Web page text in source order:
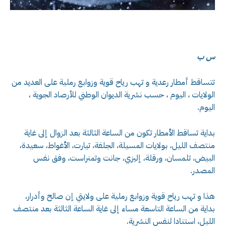
س ب
تتساقط أمطار رعدية و تهب رياح قوية وزوابع رملية على العديد من
الولايات ، اليوم ، حسب نشرية الديوان الوطني للأرصاد الجوية ،
اليوم.
بداية تساقط الأمطار تكون من الساعة الثالثة بعد الزوال إلى غاية
منتصف الليل، بولايات المسيلة، الجلفة، تيارت، الأغواط، سعيدة،
البيض، تلمسان، ورقلة، إليزي، جانت وتمنراست، وفق نفس
المصدر.
هذا و تهب رياح قوية وزوابع رملية على ولايتي إن صالح وأدرار،
بداية من الساعة التاسعة مساء إلى غاية الساعة الثالثة بعد منتصف
الليل، استنادا لنفس النشرية.